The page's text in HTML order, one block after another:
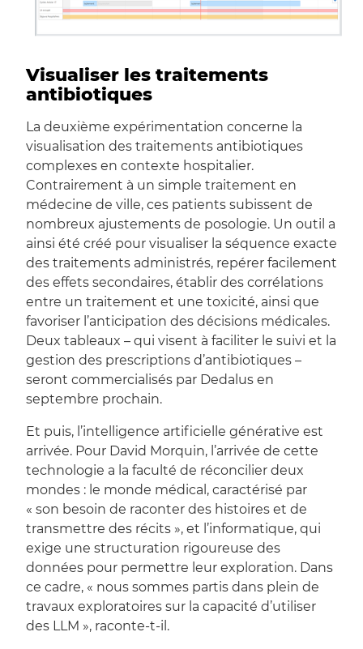
Visualiser les traitements
antibiotiques
La deuxième expérimentation concerne la
visualisation des traitements antibiotiques
complexes en contexte hospitalier.
Contrairement à un simple traitement en
médecine de ville, ces patients subissent de
nombreux ajustements de posologie. Un outil a
ainsi été créé pour visualiser la séquence exacte
des traitements administrés, repérer facilement
des effets secondaires, établir des corrélations
entre un traitement et une toxicité, ainsi que
favoriser l’anticipation des décisions médicales.
Deux tableaux – qui visent à faciliter le suivi et la
gestion des prescriptions d’antibiotiques –
seront commercialisés par Dedalus en
septembre prochain.
Et puis, l’intelligence artificielle générative est
arrivée. Pour David Morquin, l’arrivée de cette
technologie a la faculté de réconcilier deux
mondes : le monde médical, caractérisé par
« son besoin de raconter des histoires et de
transmettre des récits », et l’informatique, qui
exige une structuration rigoureuse des
données pour permettre leur exploration. Dans
ce cadre, « nous sommes partis dans plein de
travaux exploratoires sur la capacité d’utiliser
des LLM », raconte-t-il.